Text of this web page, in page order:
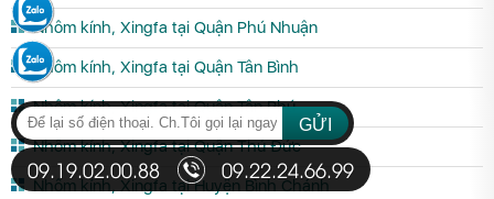
Nhôm kính, Xingfa tại Quận Phú Nhuận
Nhôm kính, Xingfa tại Quận Tân Bình
Nhôm kính, Xingfa tại Quận Tân Phú
Nhôm kính, Xingfa tại Quận Thủ Đức
Nhôm kính, Xingfa tại Huyện Bình Chánh
GỬI
09.19.02.00.88 09.22.24.66.99